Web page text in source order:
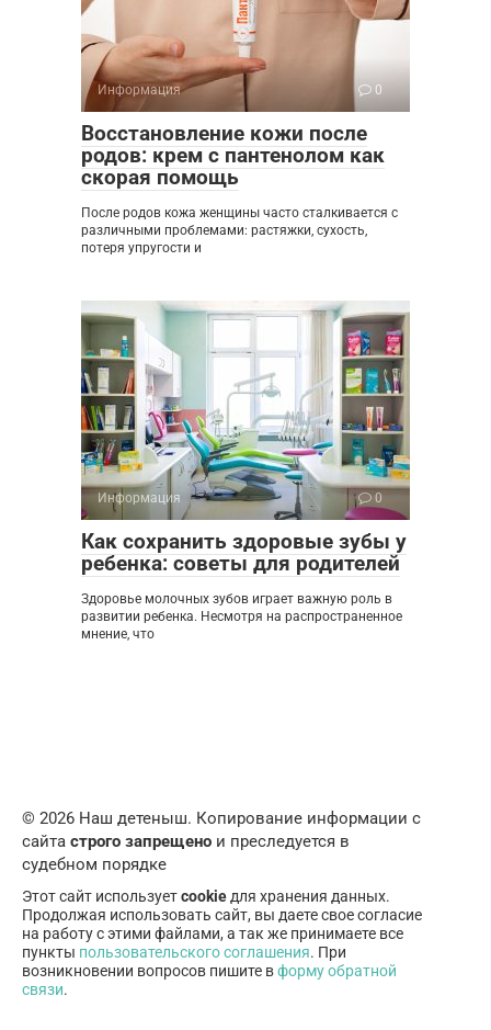
Информация 0
Восстановление кожи после
родов: крем с пантенолом как
скорая помощь
После родов кожа женщины часто сталкивается с
различными проблемами: растяжки, сухость,
потеря упругости и
Информация 0
Как сохранить здоровые зубы у
ребенка: советы для родителей
Здоровье молочных зубов играет важную роль в
развитии ребенка. Несмотря на распространенное
мнение, что
© 2026 Наш детеныш. Копирование информации с
сайта строго запрещено и преследуется в
судебном порядке
Этот сайт используетcookie для хранения данных.
Продолжая использовать сайт, вы даете свое согласие
на работу с этими файлами, а так же принимаете все
пункты пользовательского соглашения. При
возникновении вопросов пишите вформу обратной
связи.